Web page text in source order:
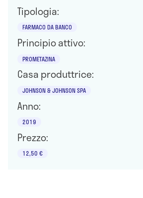
Tipologia:
FARMACO DA BANCO
Principio attivo:
PROMETAZINA
Casa produttrice:
JOHNSON & JOHNSON SPA
Anno:
2019
Prezzo:
12,50 €